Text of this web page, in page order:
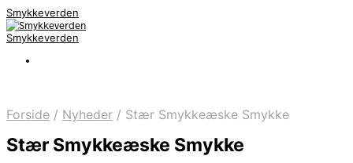
Smykkeverden
Smykkeverden
Forside / Nyheder / Stær Smykkeæske Smykke
Stær Smykkeæske Smykke